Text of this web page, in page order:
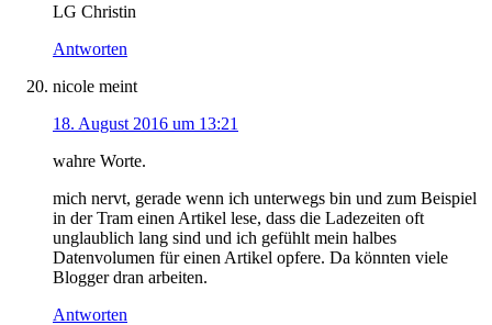
LG Christin
Antworten
nicole meint
18. August 2016 um 13:21
wahre Worte.
mich nervt, gerade wenn ich unterwegs bin und zum Beispiel
in der Tram einen Artikel lese, dass die Ladezeiten oft
unglaublich lang sind und ich gefühlt mein halbes
Datenvolumen für einen Artikel opfere. Da könnten viele
Blogger dran arbeiten.
Antworten